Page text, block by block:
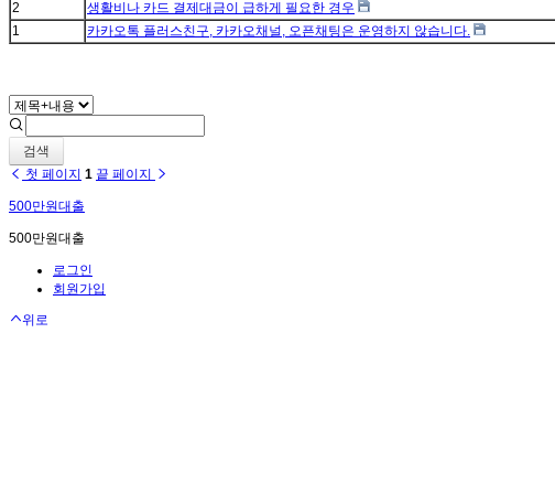
2 생활비나 카드 결제대금이 급하게 필요한 경우
1
카카오톡 플러스친구, 카카오채널, 오픈채팅은 운영하지 않습니다.
검색
첫 페이지 1 끝 페이지
500만원대출
500만원대출
로그인
회원가입
위로